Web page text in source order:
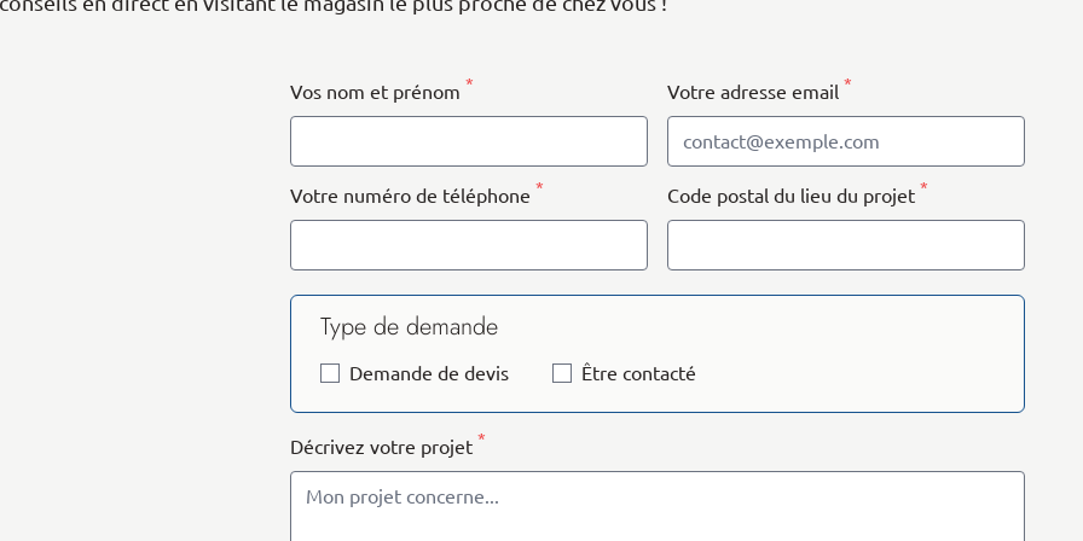
Vos nom et prénom * Votre adresse email *
Votre numéro de téléphone * Code postal du lieu du projet *
Type de demande
Demande de devis Être contacté
Décrivez votre projet *